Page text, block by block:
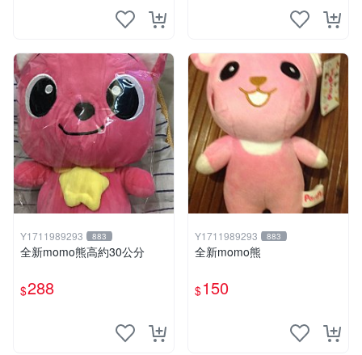
Y1711989293 883
全新momo熊高約30公分
$288
Y1711989293 883
全新momo熊
$150